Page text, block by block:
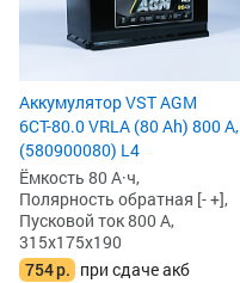
Аккумулятор VST AGM
6СТ-80.0 VRLA (80 Ah) 800 А,
(580900080) L4
Ёмкость 80 А·ч,
Полярность обратная [- +],
Пусковой ток 800 А,
315x175x190
754р. при сдаче акб